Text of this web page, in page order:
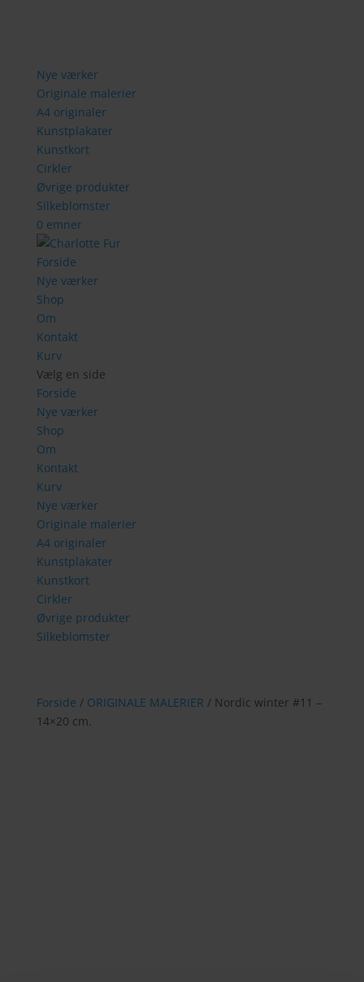
Nye værker
Originale malerier
A4 originaler
Kunstplakater
Kunstkort
Cirkler
Øvrige produkter
Silkeblomster
0 emner
Forside
Nye værker
Shop
Om
Kontakt
Kurv
Vælg en side
Forside
Nye værker
Shop
Om
Kontakt
Kurv
Nye værker
Originale malerier
A4 originaler
Kunstplakater
Kunstkort
Cirkler
Øvrige produkter
Silkeblomster
Forside / ORIGINALE MALERIER / Nordic winter #11 –
14×20 cm.